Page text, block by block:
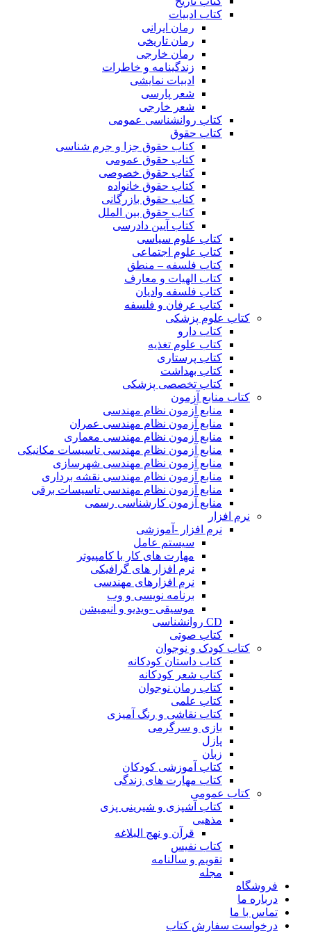
کتاب ادبیات
رمان ایرانی
رمان تاریخی
رمان خارجی
زندگینامه و خاطرات
ادبیات نمایشی
شعر پارسی
شعر خارجی
کتاب روانشناسی عمومی
کتاب حقوق
کتاب حقوق جزا و جرم شناسی
کتاب حقوق عمومی
کتاب حقوق خصوصی
کتاب حقوق خانواده
کتاب حقوق بازرگانی
کتاب حقوق بین الملل
کتاب آیین دادرسی
کتاب علوم سیاسی
کتاب علوم اجتماعی
کتاب فلسفه – منطق
کتاب الهیات و معارف
کتاب فلسفه وادیان
کتاب عرفان و فلسفه
کتاب علوم پزشکی
کتاب دارو
کتاب علوم تغذیه
کتاب پرستاری
کتاب بهداشت
کتاب تخصصی پزشکی
کتاب منابع آزمون
منابع آزمون نظام مهندسی
منابع آزمون نظام مهندسی عمران
منابع آزمون نظام مهندسی معماری
منابع آزمون نظام مهندسی تاسیسات مکانیکی
منابع آزمون نظام مهندسی شهرسازی
منابع آزمون نظام مهندسی نقشه برداری
منابع آزمون نظام مهندسی تاسیسات برقی
منابع آزمون کارشناسی رسمی
نرم افزار
نرم افزار -آموزشی
سیستم عامل
مهارت های کار با کامپیوتر
نرم افزار های گرافیکی
نرم افزارهای مهندسی
برنامه نویسی و وب
موسیقی -ویدیو و انیمیشن
CD روانشناسی
کتاب صوتی
کتاب کودک و نوجوان
کتاب داستان کودکانه
کتاب شعر کودکانه
کتاب رمان نوجوان
کتاب علمی
کتاب نقاشی و رنگ آمیزی
بازی و سرگرمی
پازل
زبان
کتاب آموزشی کودکان
کتاب مهارت های زندگی
کتاب عمومی
کتاب آشپزی و شیرینی پزی
مذهبی
قرآن و نهج البلاغه
کتاب نفیس
تقویم و سالنامه
مجله
فروشگاه
درباره ما
تماس با ما
درخواست سفارش کتاب